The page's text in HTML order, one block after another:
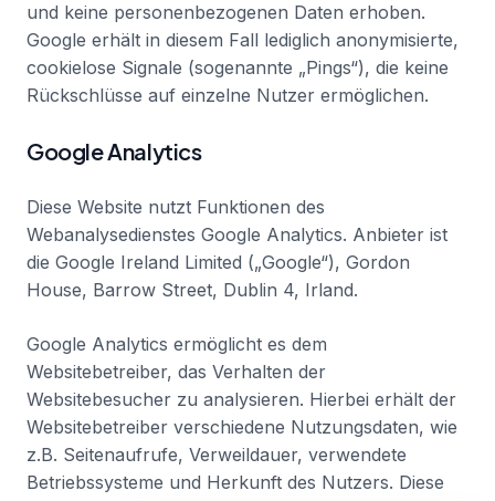
und keine personenbezogenen Daten erhoben.
Google erhält in diesem Fall lediglich anonymisierte,
cookielose Signale (sogenannte „Pings“), die keine
Rückschlüsse auf einzelne Nutzer ermöglichen.
Google Analytics
Diese Website nutzt Funktionen des
Webanalysedienstes Google Analytics. Anbieter ist
die Google Ireland Limited („Google“), Gordon
House, Barrow Street, Dublin 4, Irland.
Google Analytics ermöglicht es dem
Websitebetreiber, das Verhalten der
Websitebesucher zu analysieren. Hierbei erhält der
Websitebetreiber verschiedene Nutzungsdaten, wie
z.B. Seitenaufrufe, Verweildauer, verwendete
Betriebssysteme und Herkunft des Nutzers. Diese